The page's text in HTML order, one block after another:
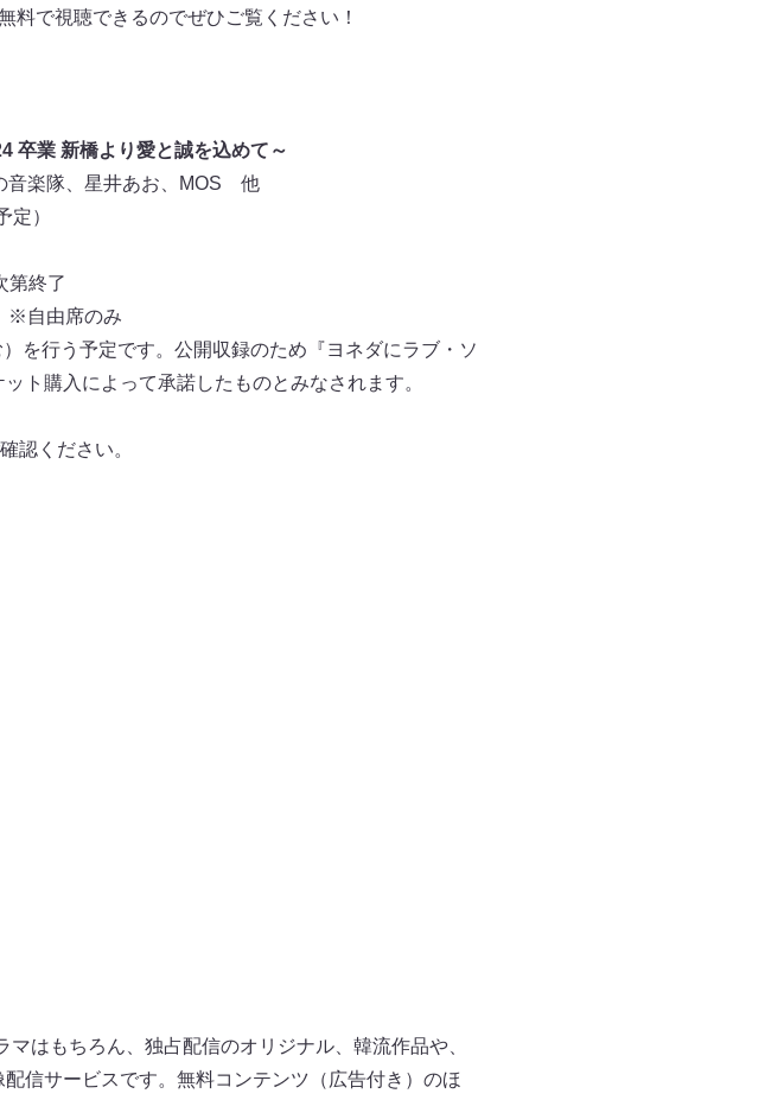
で視聴できるのでぜひご覧ください！
卒業 新橋より愛と誠を込めて～
音楽隊、星井あお、MOS 他
）
第終了
※自由席のみ
を行う予定です。公開収録のため『ヨネダにラブ・ソ
ト購入によって承諾したものとみなされます。
認ください。
はもちろん、独占配信のオリジナル、韓流作品や、
信サービスです。無料コンテンツ（広告付き）のほ